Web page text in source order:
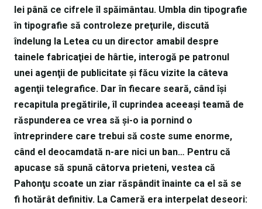
lei până ce cifrele îl spăimântau. Umbla din tipografie
în tipografie să controleze preţurile, discută
îndelung la Letea cu un director amabil despre
tainele fabricaţiei de hârtie, interogă pe patronul
unei agenţii de publicitate şi făcu vizite la câteva
agenţii telegrafice. Dar în fiecare seară, când îşi
recapitula pregătirile, îl cuprindea aceeaşi teamă de
răspunderea ce vrea să şi-o ia pornind o
întreprindere care trebui să coste sume enorme,
când el deocamdată n-are nici un ban… Pentru că
apucase să spună câtorva prieteni, vestea că
Pahonţu scoate un ziar răspândit înainte ca el să se
fi hotărât definitiv. La Cameră era interpelat deseori: